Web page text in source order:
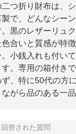
つ折り財布は、
で、どんなシー
黒のレザーリュ
合いと質感が特
小銭入れも付い
。専用の箱付き
、特に50代の方
がら品のある一品
回答された質問